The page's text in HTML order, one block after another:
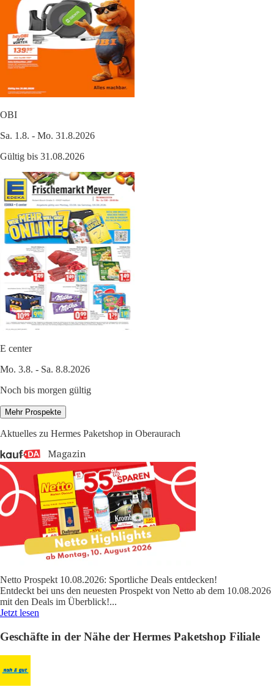
OBI
Sa. 1.8. - Mo. 31.8.2026
Gültig bis 31.08.2026
E center
Mo. 3.8. - Sa. 8.8.2026
Noch bis morgen gültig
Mehr Prospekte
Aktuelles zu Hermes Paketshop in Oberaurach
Netto Prospekt 10.08.2026: Sportliche Deals entdecken!
Entdeckt bei uns den neuesten Prospekt von Netto ab dem 10.08.2026
mit den Deals im Überblick!...
Jetzt lesen
Geschäfte in der Nähe der Hermes Paketshop Filiale